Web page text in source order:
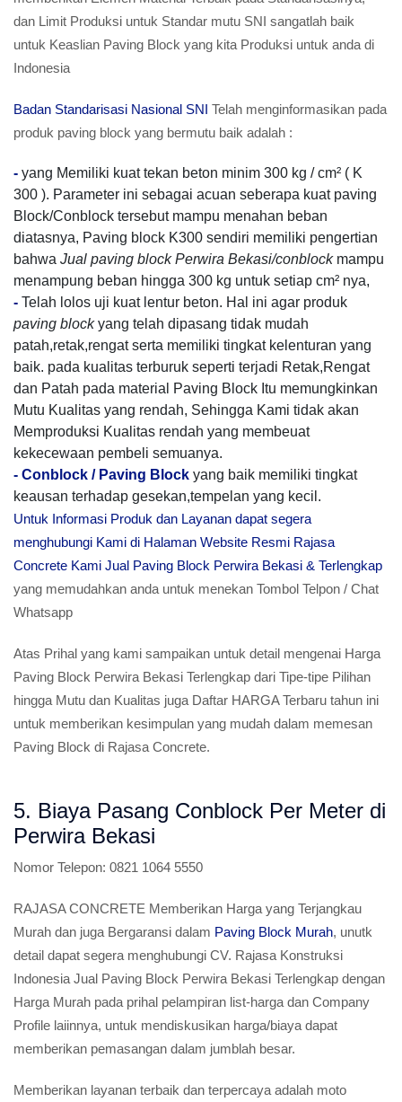
dan Limit Produksi untuk Standar mutu SNI sangatlah baik
untuk Keaslian Paving Block yang kita Produksi untuk anda di
Indonesia
Badan Standarisasi Nasional SNI Telah menginformasikan pada
produk paving block yang bermutu baik adalah :
- yang Memiliki kuat tekan beton minim 300 kg / cm² ( K
300 ). Parameter ini sebagai acuan seberapa kuat paving
Block/Conblock tersebut mampu menahan beban
diatasnya, Paving block K300 sendiri memiliki pengertian
bahwa Jual paving block Perwira Bekasi/conblockmampu
menampung beban hingga 300 kg untuk setiap cm² nya,
- Telah lolos uji kuat lentur beton. Hal ini agar produk
paving blockyang telah dipasang tidak mudah
patah,retak,rengat serta memiliki tingkat kelenturan yang
baik. pada kualitas terburuk seperti terjadi Retak,Rengat
dan Patah pada material Paving Block Itu memungkinkan
Mutu Kualitas yang rendah, Sehingga Kami tidak akan
Memproduksi Kualitas rendah yang membeuat
kekecewaan pembeli semuanya.
- Conblock / Paving Block yang baik memiliki tingkat
keausan terhadap gesekan,tempelan yang kecil.
Untuk Informasi Produk dan Layanan dapat segera
menghubungi Kami di Halaman Website Resmi Rajasa
Concrete Kami Jual Paving Block Perwira Bekasi & Terlengkap
yang memudahkan anda untuk menekan Tombol Telpon / Chat
Whatsapp
Atas Prihal yang kami sampaikan untuk detail mengenai Harga
Paving Block Perwira Bekasi Terlengkap dari Tipe-tipe Pilihan
hingga Mutu dan Kualitas juga Daftar HARGA Terbaru tahun ini
untuk memberikan kesimpulan yang mudah dalam memesan
Paving Block di Rajasa Concrete.
5. Biaya Pasang Conblock Per Meter di
Perwira Bekasi
Nomor Telepon: 0821 1064 5550
RAJASA CONCRETE Memberikan Harga yang Terjangkau
Murah dan juga Bergaransi dalam Paving Block Murah, unutk
detail dapat segera menghubungi CV. Rajasa Konstruksi
Indonesia Jual Paving Block Perwira Bekasi Terlengkap dengan
Harga Murah pada prihal pelampiran list-harga dan Company
Profile laiinnya, untuk mendiskusikan harga/biaya dapat
memberikan pemasangan dalam jumblah besar.
Memberikan layanan terbaik dan terpercaya adalah moto